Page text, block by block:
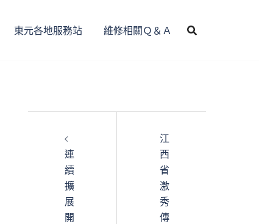
東元各地服務站 維修相關Ｑ＆Ａ
連
續
擴
展
開
江
西
省
激
秀
傳